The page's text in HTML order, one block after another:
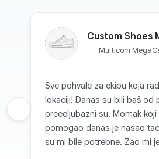
Custom Shoes
Multicom
Sve pohvale za ekipu koja
lokaciji! Danas su bili baš od
preeeljubazni su. Momak koji
pomogao danas je nasao
su mi bile potrebne. Zao mi
Prethodna recenzija